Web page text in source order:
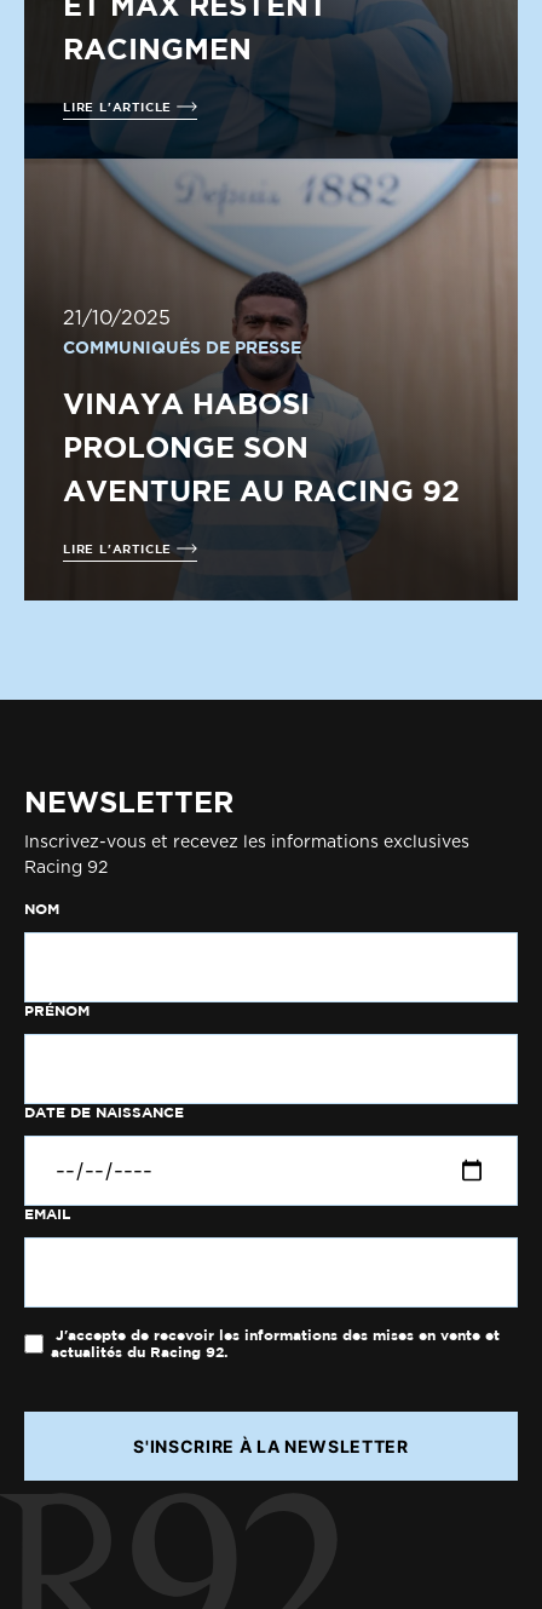
RACINGMEN
LIRE L'ARTICLE
21/10/2025
COMMUNIQUÉS DE PRESSE
VINAYA HABOSI
PROLONGE SON
AVENTURE AU RACING 92
LIRE L'ARTICLE
NEWSLETTER
Inscrivez-vous et recevez les informations exclusives
Racing 92
NOM
PRÉNOM
DATE DE NAISSANCE
EMAIL
J'accepte de recevoir les informations des mises en vente et
actualités du Racing 92.
S'INSCRIRE À LA NEWSLETTER